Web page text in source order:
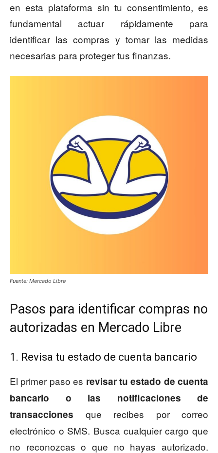
en esta plataforma sin tu consentimiento, es
fundamental actuar rápidamente para
identificar las compras y tomar las medidas
necesarias para proteger tus finanzas.
Fuente: Mercado Libre
Pasos para identificar compras no
autorizadas en Mercado Libre
1. Revisa tu estado de cuenta bancario
El primer paso es revisar tu estado de cuenta
bancario o las notificaciones de
transacciones que recibes por correo
electrónico o SMS. Busca cualquier cargo que
no reconozcas o que no hayas autorizado.